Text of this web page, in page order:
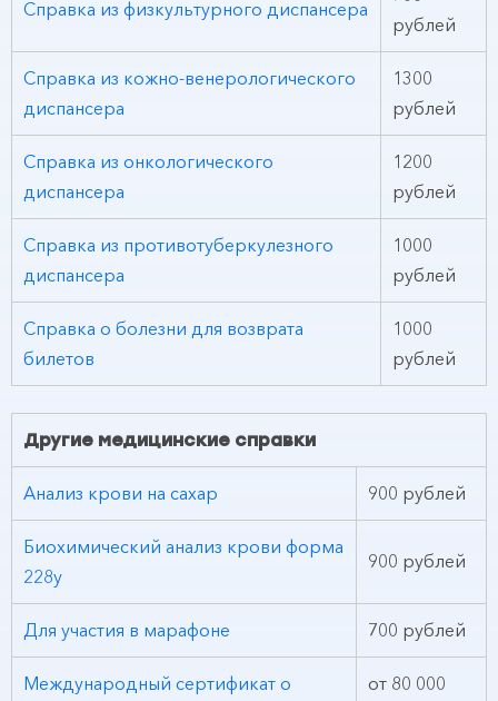
Справка из физкультурного диспансера
рублей
Справка из кожно-венерологического
диспансера
1300
рублей
Справка из онкологического
диспансера
1200
рублей
Справка из противотуберкулезного
диспансера
1000
рублей
Справка о болезни для возврата
билетов
1000
рублей
Другие медицинские справки
Анализ крови на сахар 900 рублей
Биохимический анализ крови форма
228у
900 рублей
Для участия в марафоне 700 рублей
Международный сертификат о
от 80 000